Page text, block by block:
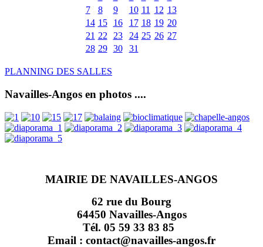
7
8 9 10 11 12 13
14 15 16 17 18 19 20
21 22 23 24 25 26 27
28 29 30 31
PLANNING DES SALLES
Navailles-Angos en photos ....
MAIRIE DE NAVAILLES-ANGOS
62 rue du Bourg
64450 Navailles-Angos
Tél. 05 59 33 83 85
Email : contact@navailles-angos.fr